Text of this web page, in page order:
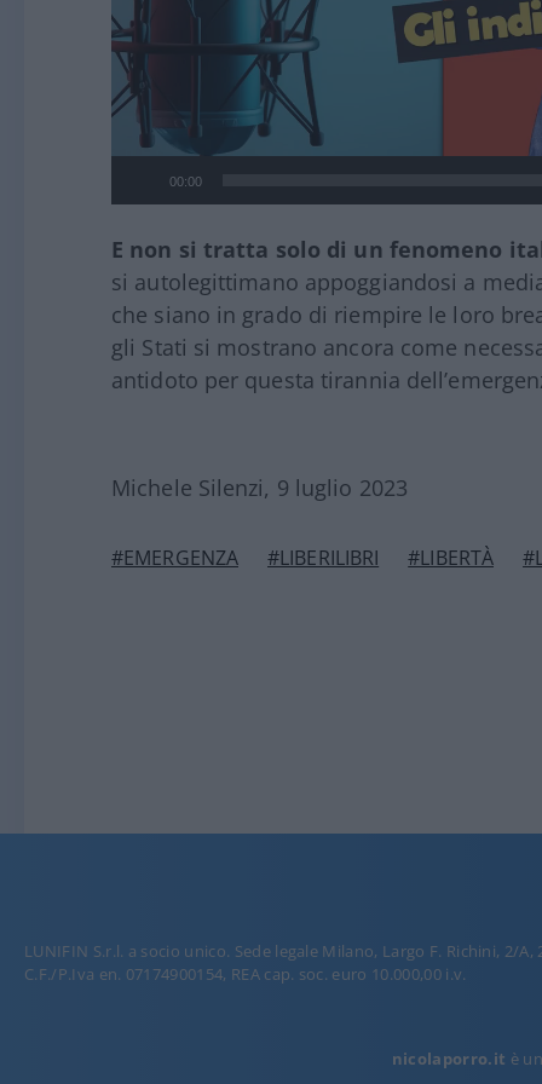
00:00
E non si tratta solo di un fenomeno
si autolegittimano appoggiandosi a
che siano in grado di riempire le loro
gli Stati si mostrano ancora come
antidoto per questa tirannia
Michele Silenzi, 9 luglio 2023
#EMERGENZA #LIBERILIBRI #LIBERTÀ
LUNIFIN S.r.l. a socio unico. Sede legale Milano, Largo F. Richini, 2/A,
C.F./P.Iva en. 07174900154, REA cap. soc. euro 10.000,00 i.v.
nicolaporro.it è